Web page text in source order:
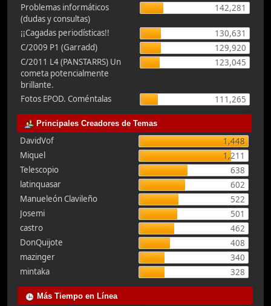
Problemas informáticos
(dudas y consultas)
142,281
¡¡Cagadas periodísticas!!
130,631
C/2009 P1 (Garradd)
129,920
C/2011 L4 (PANSTARRS) Un
cometa potencialmente
brillante.
123,045
Fotos EPOD. Coméntalas 111,265
Principales Creadores de Temas
DavidVof
1,448
Miquel
1,211
Telescopio
638
latinquasar
602
Manueleón Clavileño
522
Josemi
501
castro
462
DonQuijote
408
mazinger
340
mintaka
328
Más Tiempo en Línea